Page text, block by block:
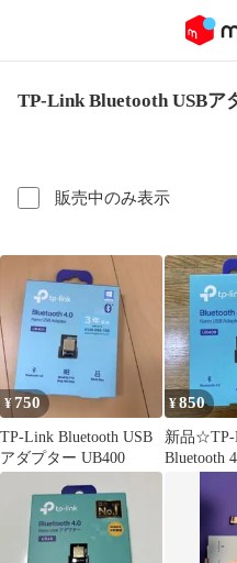
TP-Link Bluetooth USBア
販売中のみ表示
¥750
TP-Link Bluetooth USB
アダプター UB400
¥850
新品
Bluetooth